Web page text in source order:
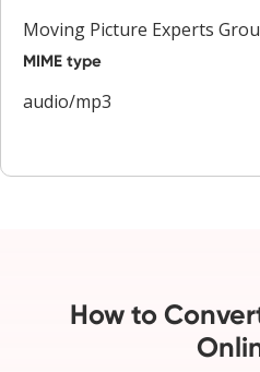
Moving Picture Experts
MIME type
audio/mp3
How to